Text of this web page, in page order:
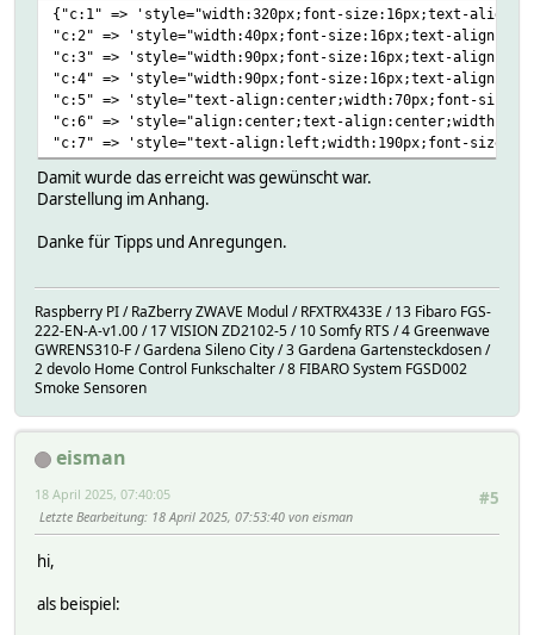
{"c:1" => 'style="width:320px;font-size:16px;text-
"c:2" => 'style="width:40px;font-size:16px;text-
"c:3" => 'style="width:90px;font-size:16px;text-
"c:4" => 'style="width:90px;font-size:16px;text-
"c:5" => 'style="text-align:center;width:70px;font-
"c:6" => 'style="align:center;text-
"c:7" => 'style="text-align:left;width:190px;font-
Damit wurde das erreicht was gewünscht war.
Darstellung im Anhang.
Danke für Tipps und Anregungen.
Raspberry PI / RaZberry ZWAVE Modul / RFXTRX433E / 13 Fibaro FGS-
222-EN-A-v1.00 / 17 VISION ZD2102-5 / 10 Somfy RTS / 4 Greenwave
GWRENS310-F / Gardena Sileno City / 3 Gardena Gartensteckdosen /
2 devolo Home Control Funkschalter / 8 FIBARO System FGSD002
Smoke Sensoren
eisman
#5
18 April 2025, 07:40:05
Letzte Bearbeitung: 18 April 2025, 07:53:40 von eisman
hi,
als beispiel: